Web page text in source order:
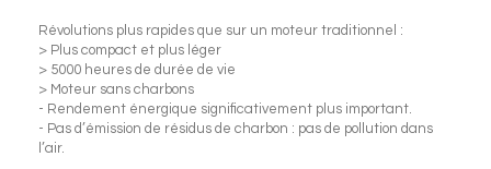
Révolutions plus rapides que sur un moteur traditionnel :
> Plus compact et plus léger
> 5000 heures de durée de vie
> Moteur sans charbons
- Rendement énergique significativement plus important.
- Pas d’émission de résidus de charbon : pas de pollution dans
l’air.